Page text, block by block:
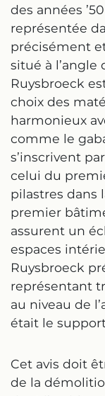
des années
représentée
précisément
situé à l’angle
Ruysbroeck
choix des
harmonieux
comme le
s’inscrivent
celui du
pilastres dans
premier
assurent un
espaces
Ruysbroeck
représentant
au niveau de
était le
Cet avis doit
de la